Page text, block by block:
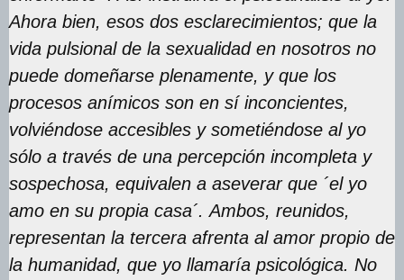
Ahora bien, esos dos esclarecimientos; que la
vida pulsional de la sexualidad en nosotros no
puede domeñarse plenamente, y que los
procesos anímicos son en sí inconcientes,
volviéndose accesibles y sometiéndose al yo
sólo a través de una percepción incompleta y
sospechosa, equivalen a aseverar que ´el yo
amo en su propia casa´. Ambos, reunidos,
representan la tercera afrenta al amor propio de
la humanidad, que yo llamaría psicológica. No